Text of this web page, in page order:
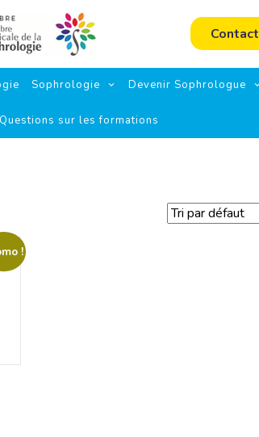
Contact
Sophrologie Devenir Sophrologue
Questions sur les formations
!